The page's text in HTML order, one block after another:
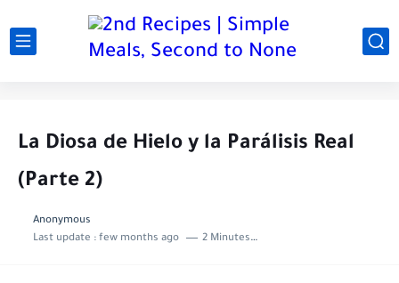
La Diosa de Hielo y la Parálisis Real
(Parte 2)
Anonymous
Last update : few months ago 2 Minutes to read